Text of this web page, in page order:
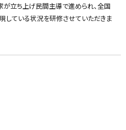
が立ち上げ民間主導で進められ、全国
している状況を研修させていただきま